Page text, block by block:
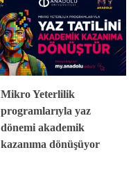
Mikro Yeterlilik
programlarıyla yaz
dönemi akademik
kazanıma dönüşüyor